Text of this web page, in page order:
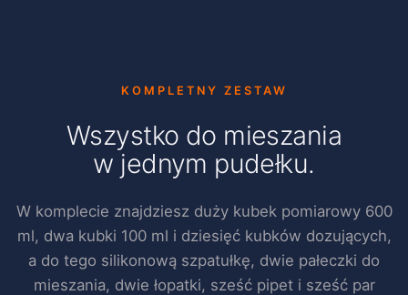
KOMPLETNY ZESTAW
Wszystko do mieszania
w jednym pudełku.
W komplecie znajdziesz duży kubek pomiarowy 600
ml, dwa kubki 100 ml i dziesięć kubków dozujących,
a do tego silikonową szpatułkę, dwie pałeczki do
mieszania, dwie łopatki, sześć pipet i sześć par